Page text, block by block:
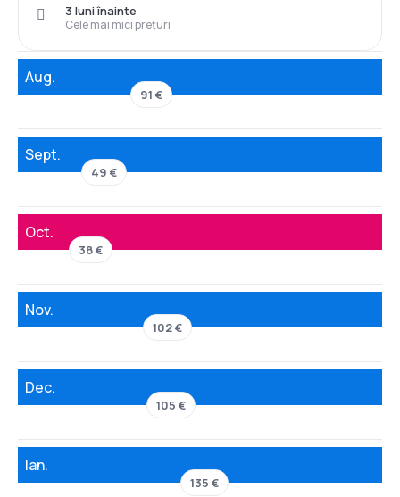
Cele mai mici prețuri
3 luni înainte
Aug.
91 €
Sept.
49 €
Oct.
38 €
Nov.
102 €
Dec.
105 €
Ian.
135 €